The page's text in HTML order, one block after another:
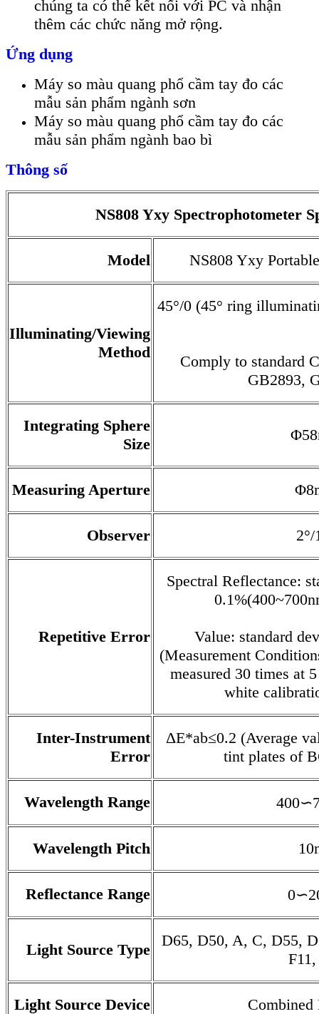
chúng ta có thể kết nối với PC và nhận
thêm các chức năng mở rộng.
Ứng dụng
Máy so màu quang phổ cầm tay đo các
mẫu sản phẩm ngành sơn
Máy so màu quang phổ cầm tay đo các
mẫu sản phẩm ngành bao bì
Thông số
NS808 Yxy Spectrophotometer
Model NS808 Yxy
Illuminating/Viewing
Method
45°/0 (45° ring
Comply to standard
GB2893,
Integrating Sphere
Size
Measuring Aperture
Observer 2°/
Repetitive Error
Spectral Reflectance:
Value: standard
(Measurement
measured 30 times at
white
Inter-Instrument
Error
ΔE*ab≤0.2 (Average
tint plates of
Wavelength Range
Wavelength Pitch
Reflectance Range
Light Source Type
D65, D50, A, C, D55,
Light Source Device